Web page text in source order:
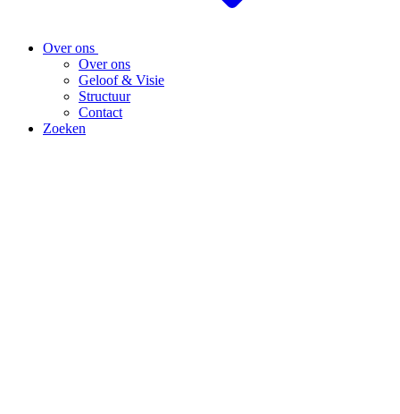
Over ons
Over ons
Geloof & Visie
Structuur
Contact
Zoeken